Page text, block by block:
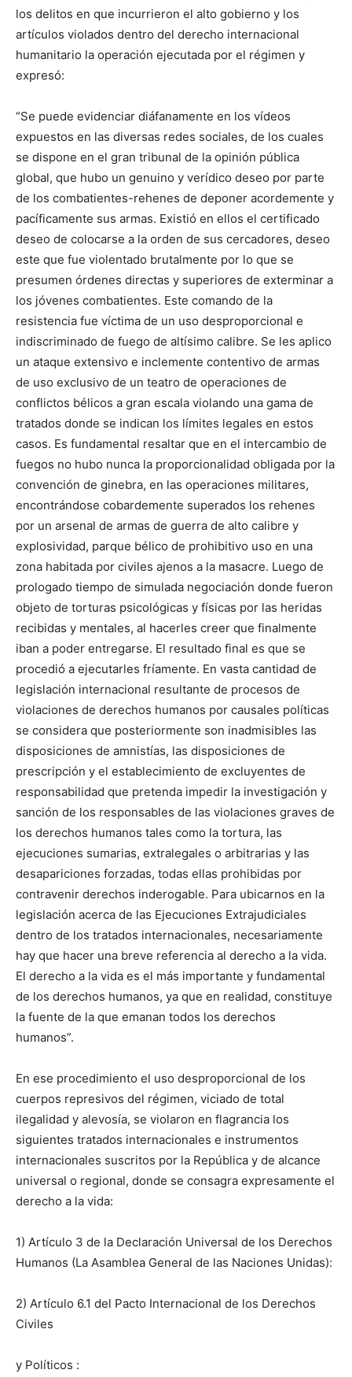
los delitos en que incurrieron el alto gobierno y los
artículos violados dentro del derecho internacional
humanitario la operación ejecutada por el régimen y
expresó:
“Se puede evidenciar diáfanamente en los vídeos
expuestos en las diversas redes sociales, de los cuales
se dispone en el gran tribunal de la opinión pública
global, que hubo un genuino y verídico deseo por parte
de los combatientes-rehenes de deponer acordemente y
pacíficamente sus armas. Existió en ellos el certificado
deseo de colocarse a la orden de sus cercadores, deseo
este que fue violentado brutalmente por lo que se
presumen órdenes directas y superiores de exterminar a
los jóvenes combatientes. Este comando de la
resistencia fue víctima de un uso desproporcional e
indiscriminado de fuego de altísimo calibre. Se les aplico
un ataque extensivo e inclemente contentivo de armas
de uso exclusivo de un teatro de operaciones de
conflictos bélicos a gran escala violando una gama de
tratados donde se indican los límites legales en estos
casos. Es fundamental resaltar que en el intercambio de
fuegos no hubo nunca la proporcionalidad obligada por la
convención de ginebra, en las operaciones militares,
encontrándose cobardemente superados los rehenes
por un arsenal de armas de guerra de alto calibre y
explosividad, parque bélico de prohibitivo uso en una
zona habitada por civiles ajenos a la masacre. Luego de
prologado tiempo de simulada negociación donde fueron
objeto de torturas psicológicas y físicas por las heridas
recibidas y mentales, al hacerles creer que finalmente
iban a poder entregarse. El resultado final es que se
procedió a ejecutarles fríamente. En vasta cantidad de
legislación internacional resultante de procesos de
violaciones de derechos humanos por causales políticas
se considera que posteriormente son inadmisibles las
disposiciones de amnistías, las disposiciones de
prescripción y el establecimiento de excluyentes de
responsabilidad que pretenda impedir la investigación y
sanción de los responsables de las violaciones graves de
los derechos humanos tales como la tortura, las
ejecuciones sumarias, extralegales o arbitrarias y las
desapariciones forzadas, todas ellas prohibidas por
contravenir derechos inderogable. Para ubicarnos en la
legislación acerca de las Ejecuciones Extrajudiciales
dentro de los tratados internacionales, necesariamente
hay que hacer una breve referencia al derecho a la vida.
El derecho a la vida es el más importante y fundamental
de los derechos humanos, ya que en realidad, constituye
la fuente de la que emanan todos los derechos
humanos”.
En ese procedimiento el uso desproporcional de los
cuerpos represivos del régimen, viciado de total
ilegalidad y alevosía, se violaron en flagrancia los
siguientes tratados internacionales e instrumentos
internacionales suscritos por la República y de alcance
universal o regional, donde se consagra expresamente el
derecho a la vida:
1) Artículo 3 de la Declaración Universal de los Derechos
Humanos (La Asamblea General de las Naciones Unidas):
2) Artículo 6.1 del Pacto Internacional de los Derechos
Civiles
y Políticos :